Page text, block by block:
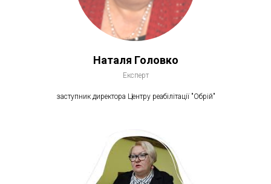
Наталя Головко
Експерт
заступник директора Центру реабілітації "Обрій"